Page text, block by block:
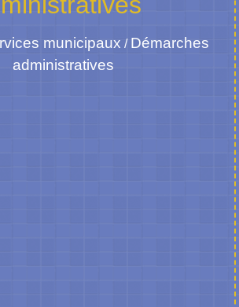
municipaux / Démarches
administratives